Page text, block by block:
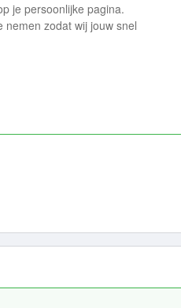
je persoonlijke pagina.
nemen zodat wij jouw snel